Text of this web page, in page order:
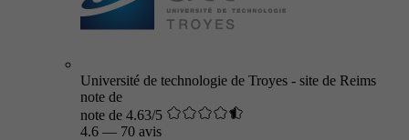
Université de technologie de Troyes - site de Reims
note de
note de 4.63/5
4.6 — 70 avis